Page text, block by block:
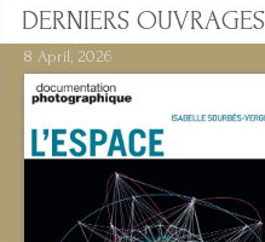
DERNIERS OUVRAGES
8 April, 2026